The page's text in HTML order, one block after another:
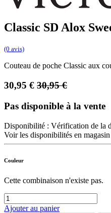
Classic SD Alox
(0 avis)
Couteau de poche Classic aux
30,95 € 30,95€
Pas disponible à la vente
Disponibilité : Vérification de la
Voir les disponibilités en magasin
Couleur
Cette combinaison n'existe pas.
Ajouter au panier